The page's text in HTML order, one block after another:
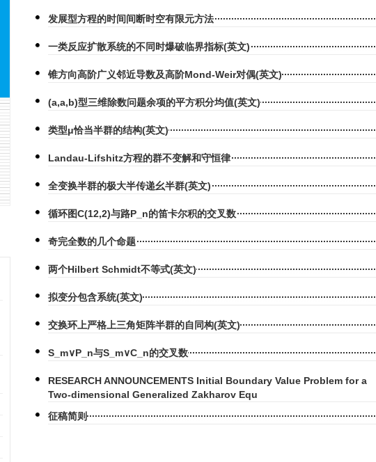
发展型方程的时间间断时空有限元方法
一类反应扩散系统的不同时爆破临界指标(英文)
锥方向高阶广义邻近导数及高阶Mond-Weir对偶(英文)
(a,a,b)型三维除数问题余项的平方积分均值(英文)
类型μ恰当半群的结构(英文)
Landau-Lifshitz方程的群不变解和守恒律
全变换半群的极大半传递幺半群(英文)
循环图C(12,2)与路P_n的笛卡尔积的交叉数
奇完全数的几个命题
两个Hilbert Schmidt不等式(英文)
拟变分包含系统(英文)
交换环上严格上三角矩阵半群的自同构(英文)
S_m∨P_n与S_m∨C_n的交叉数
RESEARCH ANNOUNCEMENTS Initial Boundary Value Problem for a
Two-dimensional Generalized Zakharov Equ
征稿简则